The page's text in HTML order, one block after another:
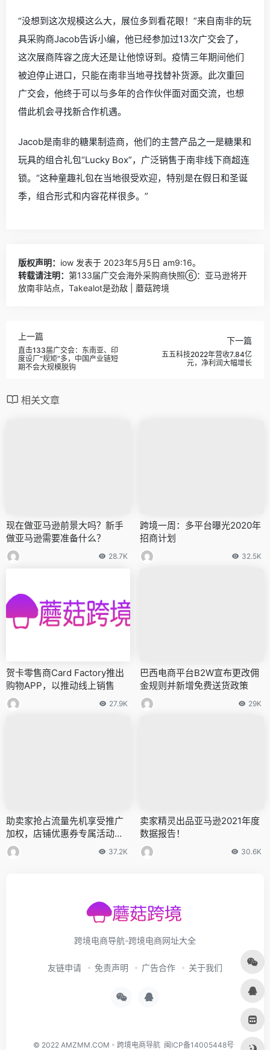
“没想到这次规模这么大，展位多到看花眼！”来自南非的玩
具采购商Jacob告诉小编，他已经参加过13次广交会了，
这次展商阵容之庞大还是让他惊讶到。疫情三年期间他们
被迫停止进口，只能在南非当地寻找替补货源。此次重回
广交会，他终于可以与多年的合作伙伴面对面交流，也想
借此机会寻找新合作机遇。
Jacob是南非的糖果制造商，他们的主营产品之一是糖果和
玩具的组合礼包“Lucky Box”，广泛销售于南非线下商超连
锁。“这种童趣礼包在当地很受欢迎，特别是在假日和圣诞
季，组合形式和内容花样很多。”
版权声明： iow 发表于 2023年5月5日 am9:16。
转载请注明： 第133届广交会海外采购商快照⑥：亚马逊将开
放南非站点，Takealot是劲敌 | 蘑菇跨境
上一篇
直击133届广交会：东南亚、印
度设厂“规矩”多，中国产业链短
期不会大规模脱钩
下一篇
五五科技2022年营收7.84亿
元，净利润大幅增长
相关文章
现在做亚马逊前景大吗？新手
做亚马逊需要准备什么？
28.7K
跨境一周：多平台曝光2020年
招商计划
32.5K
贺卡零售商Card Factory推出
购物APP，以推动线上销售
27.9K
巴西电商平台B2W宣布更改佣
金规则并新增免费送货政策
29K
助卖家抢占流量先机享受推广
加权，店铺优惠券专属活动上
线
37.2K
卖家精灵出品亚马逊2021年度
数据报告！
30.6K
跨境电商导航-跨境电商网址大全
友链申请 免责声明 广告合作 关于我们
© 2022 AMZMM.COM - 跨境电商导航 闽ICP备14005448号